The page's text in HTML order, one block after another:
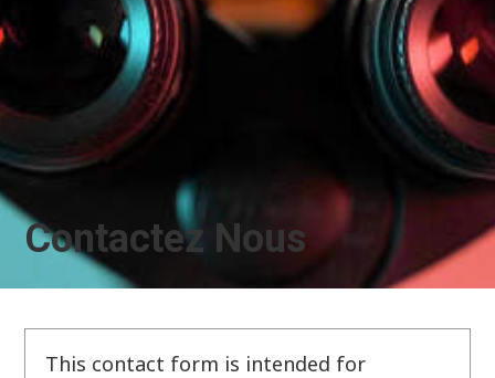
Contactez Nous
This contact form is intended for